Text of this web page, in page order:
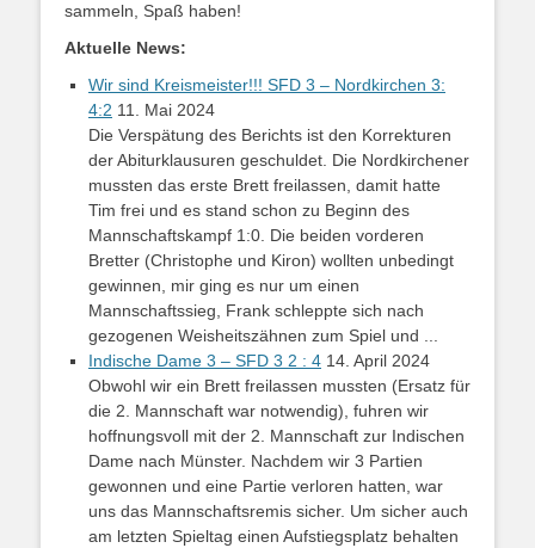
sammeln, Spaß haben!
Aktuelle News:
Wir sind Kreismeister!!! SFD 3 – Nordkirchen 3:
4:2 11. Mai 2024
Die Verspätung des Berichts ist den Korrekturen
der Abiturklausuren geschuldet. Die Nordkirchener
mussten das erste Brett freilassen, damit hatte
Tim frei und es stand schon zu Beginn des
Mannschaftskampf 1:0. Die beiden vorderen
Bretter (Christophe und Kiron) wollten unbedingt
gewinnen, mir ging es nur um einen
Mannschaftssieg, Frank schleppte sich nach
gezogenen Weisheitszähnen zum Spiel und ...
Indische Dame 3 – SFD 3 2 : 4 14. April 2024
Obwohl wir ein Brett freilassen mussten (Ersatz für
die 2. Mannschaft war notwendig), fuhren wir
hoffnungsvoll mit der 2. Mannschaft zur Indischen
Dame nach Münster. Nachdem wir 3 Partien
gewonnen und eine Partie verloren hatten, war
uns das Mannschaftsremis sicher. Um sicher auch
am letzten Spieltag einen Aufstiegsplatz behalten